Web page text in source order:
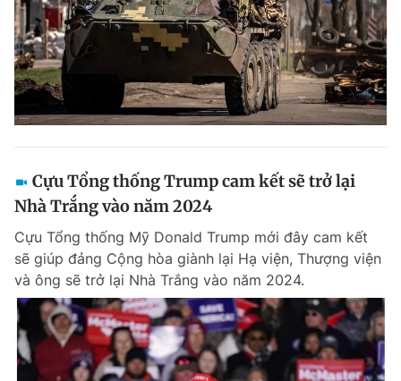
Cựu Tổng thống Trump cam kết sẽ trở lại
Nhà Trắng vào năm 2024
Cựu Tổng thống Mỹ Donald Trump mới đây cam kết
sẽ giúp đảng Cộng hòa giành lại Hạ viện, Thượng viện
và ông sẽ trở lại Nhà Trắng vào năm 2024.